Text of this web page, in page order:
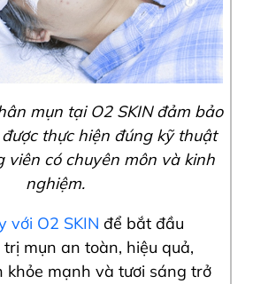
mụn tại O2 SKIN đảm bảo
thực hiện đúng kỹ thuật
viên có chuyên môn và kinh
nghiệm.
với O2 SKIN để bắt đầu
mụn an toàn, hiệu quả,
khỏe mạnh và tươi sáng trở